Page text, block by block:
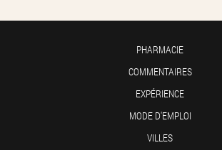
PHARMACIE
COMMENTAIRES
EXPÉRIENCE
MODE D'EMPLOI
VILLES